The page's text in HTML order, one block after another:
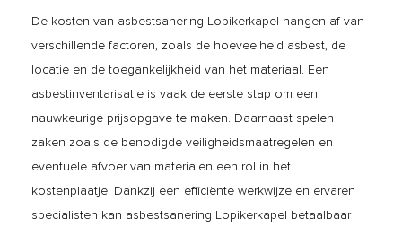
De kosten van asbestsanering Lopikerkapel hangen af van
verschillende factoren, zoals de hoeveelheid asbest, de
locatie en de toegankelijkheid van het materiaal. Een
asbestinventarisatie is vaak de eerste stap om een
nauwkeurige prijsopgave te maken. Daarnaast spelen
zaken zoals de benodigde veiligheidsmaatregelen en
eventuele afvoer van materialen een rol in het
kostenplaatje. Dankzij een efficiënte werkwijze en ervaren
specialisten kan asbestsanering Lopikerkapel betaalbaar